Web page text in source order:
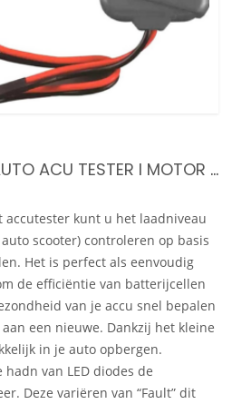
ACCU TESTER 12V I AUTO ACU TESTER I MOTOR ACCU TESTER I LED INDICATIE I GEZONDHEID AUTOACCU TESTEN
accutester kunt u het laadniveau
scooter) controleren op basis
Het is perfect als eenvoudig
de efficiëntie van batterijcellen
van je accu snel bepalen
een nieuwe. Dankzij het kleine
in je auto opbergen.
van LED diodes de
Deze variëren van “Fault” dit